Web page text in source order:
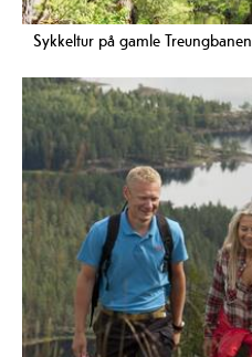
Sykkeltur på gamle Treungbanen